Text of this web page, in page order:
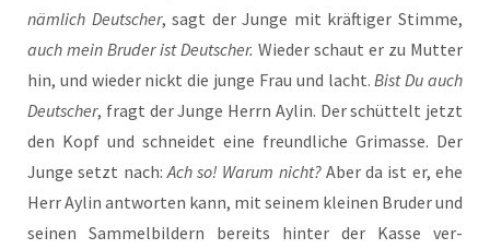
näm­lich Deut­scher, sagt der Jun­ge mit kräf­ti­ger Stim­me,
auch mein Bru­der ist Deut­scher. Wie­der schaut er zu Mut­ter
hin, und wie­der nickt die jun­ge Frau und lacht.Bist Du auch
Deut­scher, fragt der Jun­ge Herrn Aylin. Der schüt­telt jetzt
den Kopf und schnei­det eine freund­li­che Gri­mas­se. Der
Jun­ge setzt nach: Ach so! War­um nicht?Aber da ist er, ehe
Herr Aylin ant­wor­ten kann, mit sei­nem klei­nen Bru­der und
sei­nen Sam­mel­bil­dern bereits hin­ter der Kas­se ver­